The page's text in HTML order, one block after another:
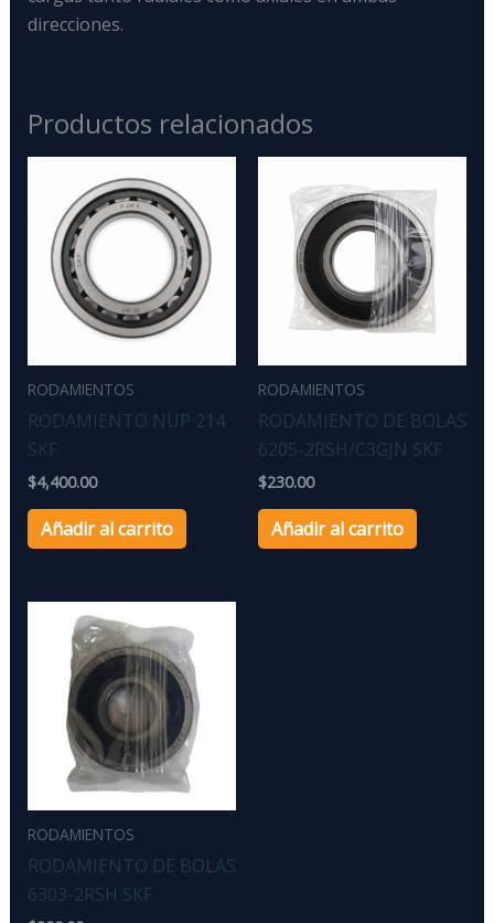
direcciones.
Productos relacionados
RODAMIENTOS
RODAMIENTO NUP 214
SKF
$4,400.00
Añadir al carrito
RODAMIENTOS
RODAMIENTO DE BOLAS
6205-2RSH/C3GJN SKF
$230.00
Añadir al carrito
RODAMIENTOS
RODAMIENTO DE BOLAS
6303-2RSH SKF